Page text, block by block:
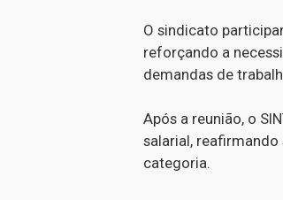
O sindicato
reforçando a
demandas de
Após a reunião, o
salarial,
categoria.